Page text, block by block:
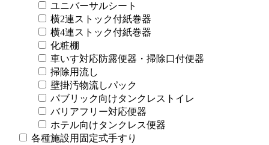
ユニバーサルシート
横2連ストック付紙巻器
横4連ストック付紙巻器
化粧棚
車いす対応防露便器・掃除口付便器
掃除用流し
壁掛汚物流しパック
パブリック向けタンクレストイレ
バリアフリー対応便器
ホテル向けタンクレス便器
各種施設用固定式手すり